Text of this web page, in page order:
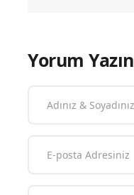
Yorum Yazın